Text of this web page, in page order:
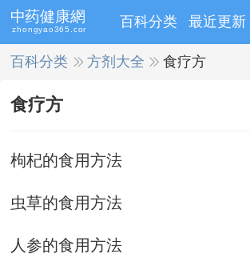
百科分类 最近更新
百科分类 >>方剂大全 >>食疗方
食疗方
枸杞的食用方法
虫草的食用方法
人参的食用方法